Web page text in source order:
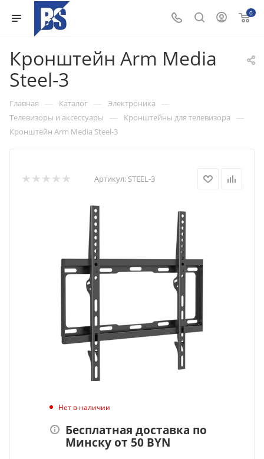
0
Кронштейн Arm Media
Steel-3
Главная — Каталог — Электроника —
Телевизоры и аксессуары — Кронштейны для телевизора —
Кронштейн Arm Media Steel-3
Артикул: STEEL-3
Нет в наличии
Бесплатная доставка по
Минску от 50 BYN